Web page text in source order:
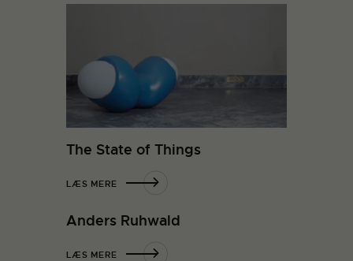
The State of Things
LÆS MERE
Anders Ruhwald
LÆS MERE